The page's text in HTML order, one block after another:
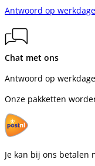
Antwoord op
Chat met ons
Antwoord op
Onze pakketten
Je kan bij ons betalen